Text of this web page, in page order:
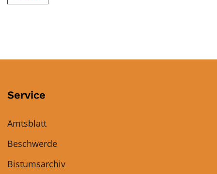
Service
Amtsblatt
Beschwerde
Bistumsarchiv